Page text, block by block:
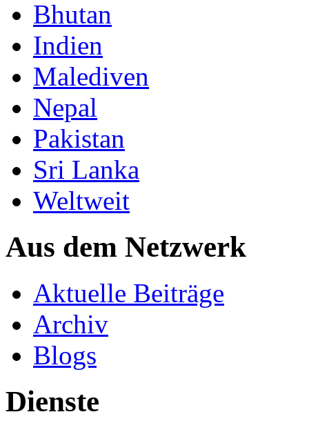
Bhutan
Indien
Malediven
Nepal
Pakistan
Sri Lanka
Weltweit
Aus dem Netzwerk
Aktuelle Beiträge
Archiv
Blogs
Dienste